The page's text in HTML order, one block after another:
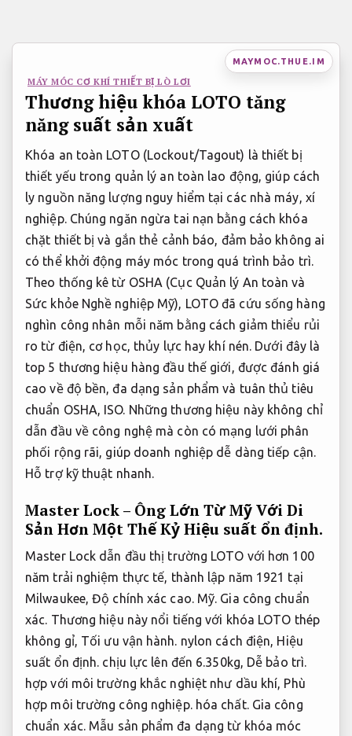
MAYMOC.THUE.IM
MÁY MÓC CƠ KHÍ THIẾT BỊ LÒ LƠI
Thương hiệu khóa LOTO tăng
năng suất sản xuất
Khóa an toàn LOTO (Lockout/Tagout) là thiết bị
thiết yếu trong quản lý an toàn lao động, giúp cách
ly nguồn năng lượng nguy hiểm tại các nhà máy, xí
nghiệp. Chúng ngăn ngừa tai nạn bằng cách khóa
chặt thiết bị và gắn thẻ cảnh báo, đảm bảo không ai
có thể khởi động máy móc trong quá trình bảo trì.
Theo thống kê từ OSHA (Cục Quản lý An toàn và
Sức khỏe Nghề nghiệp Mỹ), LOTO đã cứu sống hàng
nghìn công nhân mỗi năm bằng cách giảm thiểu rủi
ro từ điện, cơ học, thủy lực hay khí nén. Dưới đây là
top 5 thương hiệu hàng đầu thế giới, được đánh giá
cao về độ bền, đa dạng sản phẩm và tuân thủ tiêu
chuẩn OSHA, ISO. Những thương hiệu này không chỉ
dẫn đầu về công nghệ mà còn có mạng lưới phân
phối rộng rãi, giúp doanh nghiệp dễ dàng tiếp cận.
Hỗ trợ kỹ thuật nhanh.
Master Lock – Ông Lớn Từ Mỹ Với Di
Sản Hơn Một Thế Kỷ Hiệu suất ổn định.
Master Lock dẫn đầu thị trường LOTO với hơn 100
năm trải nghiệm thực tế, thành lập năm 1921 tại
Milwaukee,Độ chính xác cao.Mỹ. Gia công chuẩn
xác. Thương hiệu này nổi tiếng với khóa LOTO thép
không gỉ, Tối ưu vận hành. nylon cách điện, Hiệu
suất ổn định. chịu lực lên đến 6.350kg, Dễ bảo trì.
hợp với môi trường khắc nghiệt như dầu khí, Phù
hợp môi trường công nghiệp.hóa chất. Gia công
chuẩn xác. Mẫu sản phẩm đa dạng từ khóa móc